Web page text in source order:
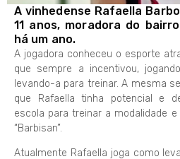
A vinhedense Rafaella
11 anos, moradora do
há um ano.
A jogadora conheceu o esporte
que sempre a incentivou,
levando-a para treinar. A mesma
que Rafaella tinha potencial e
escola para treinar a modalidade
“Barbisan”.
Atualmente Rafaella joga como